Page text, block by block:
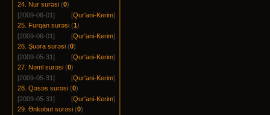
24. Nur surəsi (0)
[2009-06-01]
[Qur'ani-Kerim]
25. Furqan surəsi (1)
[2009-06-01]
[Qur'ani-Kerim]
26. Şuəra surəsi (0)
[2009-05-31]
[Qur'ani-Kerim]
27. Nəml surəsi (0)
[2009-05-31]
[Qur'ani-Kerim]
28. Qəsəs surəsi (0)
[2009-05-31]
[Qur'ani-Kerim]
29. Ənkəbut surəsi (0)